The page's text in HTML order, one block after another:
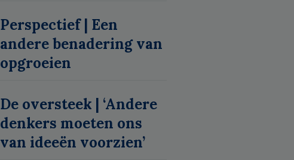
Perspectief | Een
andere benadering van
opgroeien
De oversteek | ‘Andere
denkers moeten ons
van ideeën voorzien’